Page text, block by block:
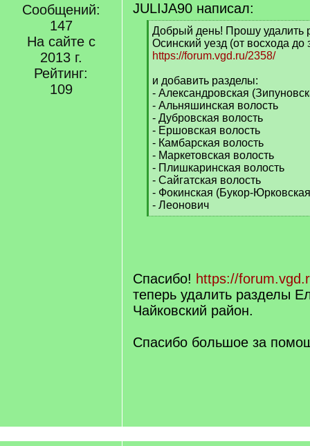
Сообщений:
147
На сайте с
2013 г.
Рейтинг:
109
JULIJA90 написал:
[
q
]
Добрый день! Прошу удалить
Осинский уезд (от восхода до
https://forum.vgd.ru/2358/
и добавить разделы:
- Александровская
- Альняшинская волость
- Дубровская волость
- Ершовская волость
- Камбарская волость
- Маркетовская волость
- Плишкаринская волость
- Сайгатская волость
- Фокинская (Букор-
- Леонович
[
Спасибо! https://
теперь удалить разделы
Чайковский район.
Спасибо большое за